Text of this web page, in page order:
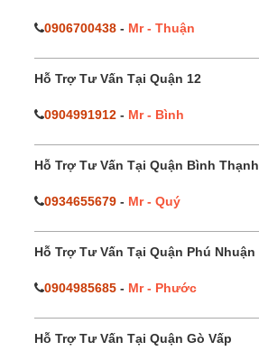
0906700438 - Mr - Thuận
Hỗ Trợ Tư Vấn Tại Quận 12
0904991912 - Mr - Bình
Hỗ Trợ Tư Vấn Tại Quận Bình Thạnh
0934655679 - Mr - Quý
Hỗ Trợ Tư Vấn Tại Quận Phú Nhuận
0904985685 - Mr - Phước
Hỗ Trợ Tư Vấn Tại Quận Gò Vấp